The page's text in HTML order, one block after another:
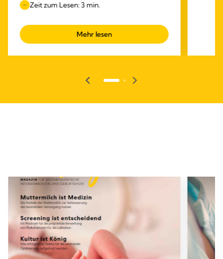
Zeit zum Lesen: 3 min.
Mehr lesen